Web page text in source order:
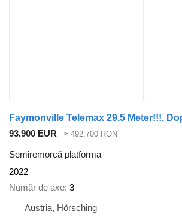
93.900 EUR ≈ 492.700 RON
Semiremorcă platforma
2022
Număr de axe 3
Austria, Hörsching